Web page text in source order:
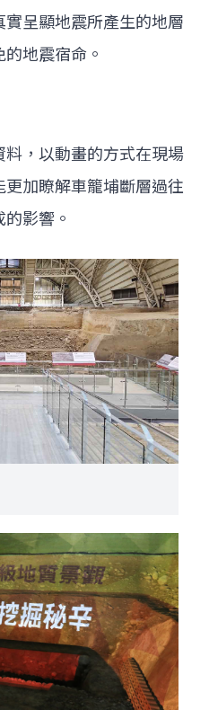
呈顯地震所產生的地層
地震宿命。
，以動畫的方式在現場
加瞭解車籠埔斷層過往
影響。